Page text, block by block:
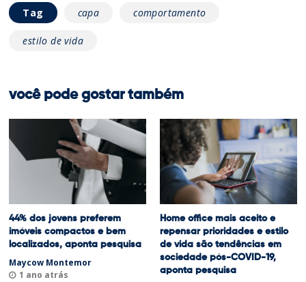
Tag capa comportamento
estilo de vida
você pode gostar também
44% dos jovens preferem
imóveis compactos e bem
localizados, aponta pesquisa
Maycow Montemor
1 ano atrás
Home office mais aceito e
repensar prioridades e estilo
de vida são tendências em
sociedade pós-COVID-19,
aponta pesquisa